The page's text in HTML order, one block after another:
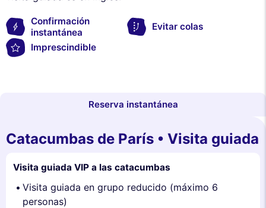
Confirmación
instantánea
Evitar colas
Imprescindible
Reserva instantánea
Catacumbas de París • Visita guiada
Visita guiada VIP a las catacumbas
Visita guiada en grupo reducido (máximo 6
personas)